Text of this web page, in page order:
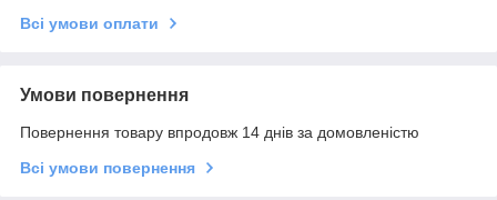
Всі умови оплати
Умови повернення
Повернення товару впродовж 14 днів за домовленістю
Всі умови повернення